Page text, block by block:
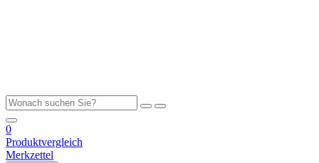
0
Produktvergleich
Merkzettel